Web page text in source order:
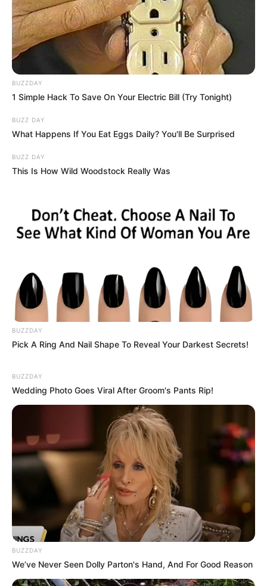
BUZZDAY
1 Simple Hack To Save On Your Electric Bill (Try Tonight)
BUZZ DAY
What Happens If You Eat Eggs Daily? You'll Be Surprised
BUZZ DAY
This Is How Wild Woodstock Really Was
BUZZDAY
Pick A Ring And Nail Shape To Reveal Your Darkest Secrets!
BUZZDAY
Wedding Photo Goes Viral After Groom's Pants Rip!
BUZZDAY
We’ve Never Seen Dolly Parton's Hand, And For Good Reason